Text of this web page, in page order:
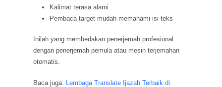
Kalimat terasa alami
Pembaca target mudah memahami isi teks
Inilah yang membedakan penerjemah profesional
dengan penerjemah pemula atau mesin terjemahan
otomatis.
Baca juga:
Lembaga Translate Ijazah Terbaik di